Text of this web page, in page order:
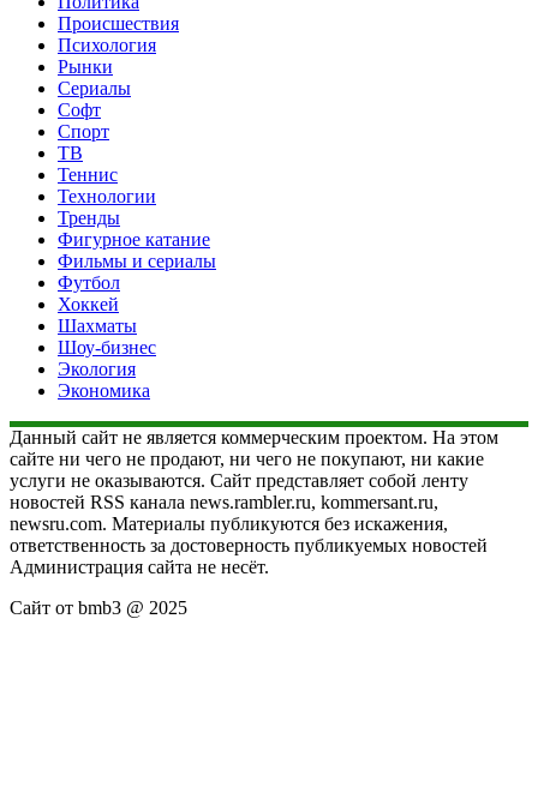
Происшествия
Психология
Рынки
Сериалы
Софт
Спорт
ТВ
Теннис
Технологии
Тренды
Фигурное катание
Фильмы и сериалы
Футбол
Хоккей
Шахматы
Шоу-бизнес
Экология
Экономика
Данный сайт не является коммерческим проектом. На этом
сайте ни чего не продают, ни чего не покупают, ни какие
услуги не оказываются. Сайт представляет собой ленту
новостей RSS канала news.rambler.ru, kommersant.ru,
newsru.com. Материалы публикуются без искажения,
ответственность за достоверность публикуемых новостей
Администрация сайта не несёт.
Сайт от bmb3 @ 2025